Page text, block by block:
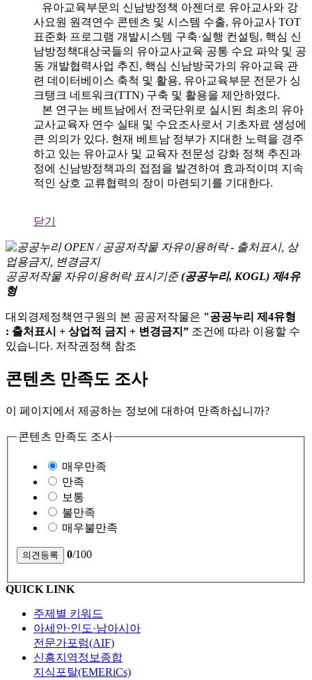
유아교육부문의 신남방정책 아젠더로 유아교사와 강
사요원 원격연수 콘텐츠 및 시스템 수출, 유아교사 TOT
표준화 프로그램 개발시스템 구축·실행 컨설팅, 핵심 신
남방정책대상국들의 유아교사교육 공통 수요 파악 및 공
동 개발협력사업 추진, 핵심 신남방국가의 유아교육 관
련 데이터베이스 축척 및 활용, 유아교육부문 전문가 싱
크탱크 네트워크(TTN) 구축 및 활용을 제안하였다.
본 연구는 베트남에서 전국단위로 실시된 최초의 유아
교사교육자 연수 실태 및 수요조사로서 기초자료 생성에
큰 의의가 있다. 현재 베트남 정부가 지대한 노력을 경주
하고 있는 유아교사 및 교육자 전문성 강화 정책 추진과
정에 신남방정책과의 접점을 발견하여 효과적이며 지속
적인 상호 교류협력의 장이 마련되기를 기대한다.
닫기
공공저작물 자유이용허락 표시기준 (공공누리, KOGL) 제4유
형
대외경제정책연구원의 본 공공저작물은 "공공누리 제4유형
: 출처표시 + 상업적 금지 + 변경금지” 조건에 따라 이용할 수
있습니다. 저작권정책 참조
콘텐츠 만족도 조사
이 페이지에서 제공하는 정보에 대하여 만족하십니까?
콘텐츠 만족도 조사
매우만족
만족
보통
불만족
매우불만족
0/100
QUICK LINK
주제별 키워드
아세안·인도·남아시아
전문가포럼(AIF)
신흥지역정보종합
지식포탈(EMERiCs)